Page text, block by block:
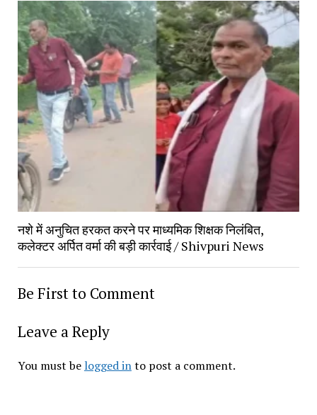
नशे में अनुचित हरकत करने पर माध्यमिक शिक्षक निलंबित,
कलेक्टर अर्पित वर्मा की बड़ी कार्रवाई / Shivpuri News
Be First to Comment
Leave a Reply
You must be logged into post a comment.